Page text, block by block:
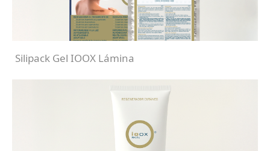
Silipack Gel IOOX Lámina